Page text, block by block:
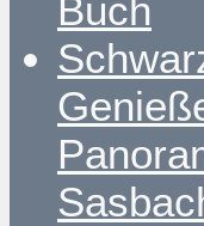
Buch